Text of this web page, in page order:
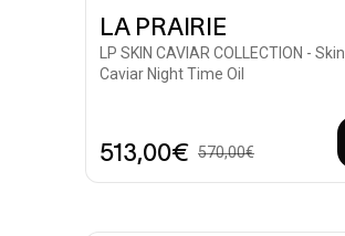
LA PRAIRIE
LP SKIN CAVIAR COLLECTION - Skin
Caviar Night Time Oil
513,00€ 570,00€